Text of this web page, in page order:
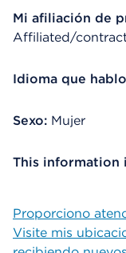
Mi afiliación de
Affiliated/
Idioma que
Sexo: Mujer
This information
Proporciono
Visite mis